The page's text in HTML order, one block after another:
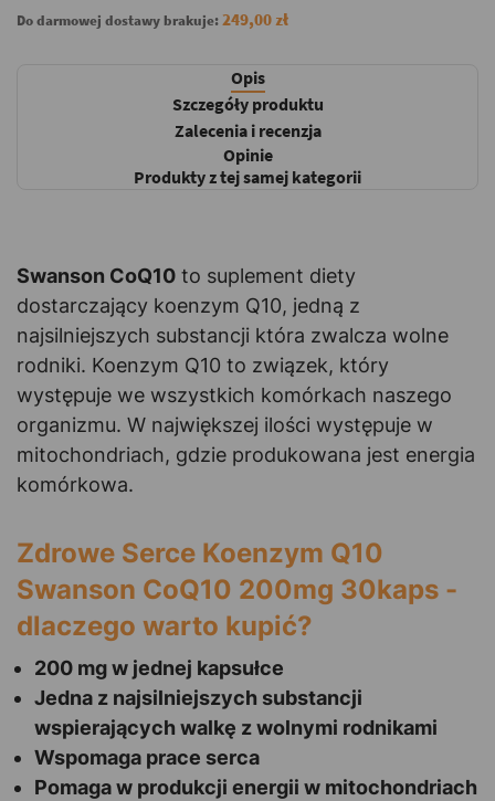
Do darmowej dostawy brakuje:249,00 zł
Opis
Szczegóły produktu
Zalecenia i recenzja
Opinie
Produkty z tej samej kategorii
Swanson CoQ10 to suplement diety
dostarczający koenzym Q10, jedną z
najsilniejszych substancji która zwalcza wolne
rodniki. Koenzym Q10 to związek, który
występuje we wszystkich komórkach naszego
organizmu. W największej ilości występuje w
mitochondriach, gdzie produkowana jest energia
komórkowa.
Zdrowe Serce Koenzym Q10
Swanson CoQ10 200mg 30kaps -
dlaczego warto kupić?
200 mg w jednej kapsułce
Jedna z najsilniejszych substancji
wspierających walkę z wolnymi rodnikami
Wspomaga prace serca
Pomaga w produkcji energii w mitochondriach